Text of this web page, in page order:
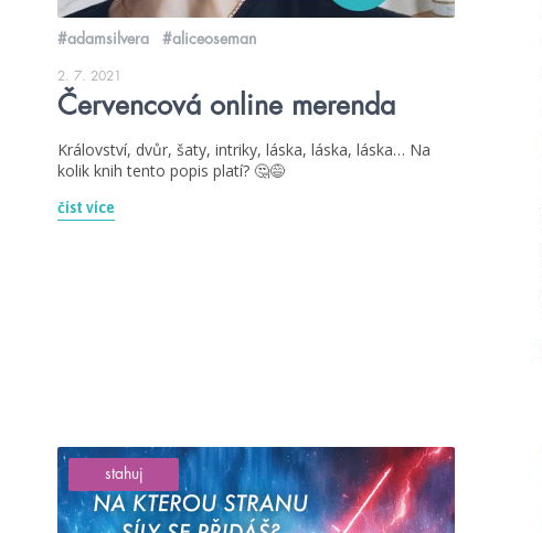
#adamsilvera #aliceoseman
2. 7. 2021
Červencová online merenda
Království, dvůr, šaty, intriky, láska, láska, láska… Na
kolik knih tento popis platí? 🤔😅
číst více
stahuj